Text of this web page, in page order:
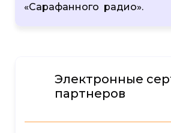
«Сарафанного радио».
Электронные
партнеров